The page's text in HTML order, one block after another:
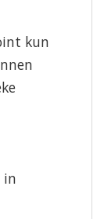
kun
in